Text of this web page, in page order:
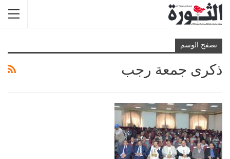
تصفح الوسم
ذكرى جمعة رجب